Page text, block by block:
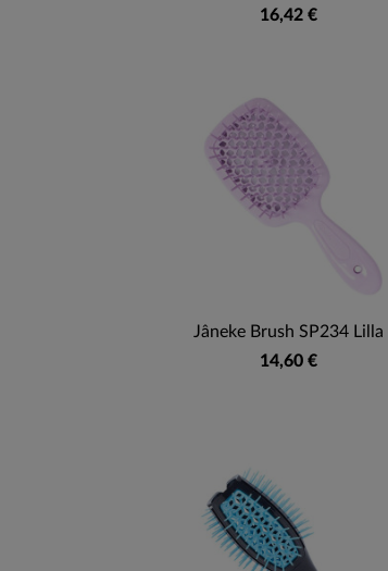
16,42 €
Jâneke Brush SP234 Lilla
14,60 €